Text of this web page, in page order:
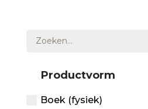
Productvorm
Boek (fysiek)